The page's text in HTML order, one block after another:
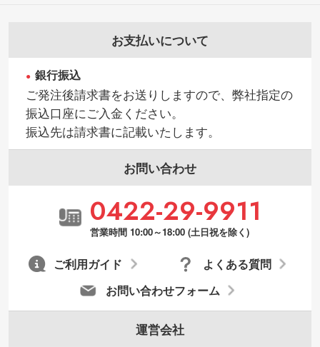
お支払いについて
銀行振込
ご発注後請求書をお送りしますので、弊社指定の
振込口座にご入金ください。
振込先は請求書に記載いたします。
お問い合わせ
0422-29-9911
営業時間 10:00～18:00 (土日祝を除く)
お問い合わせフォーム
よくある質問
ご利用ガイド
運営会社